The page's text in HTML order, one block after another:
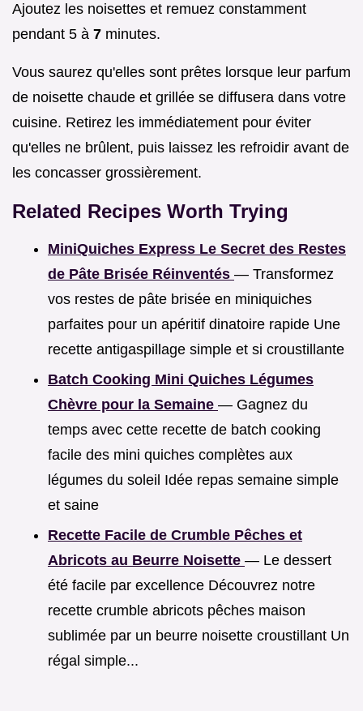
Ajoutez les noisettes et remuez constamment
pendant 5 à 7 minutes.
Vous saurez qu'elles sont prêtes lorsque leur parfum
de noisette chaude et grillée se diffusera dans votre
cuisine. Retirez les immédiatement pour éviter
qu'elles ne brûlent, puis laissez les refroidir avant de
les concasser grossièrement.
Related Recipes Worth Trying
MiniQuiches Express Le Secret des Restes
de Pâte Brisée Réinventés — Transformez
vos restes de pâte brisée en miniquiches
parfaites pour un apéritif dinatoire rapide Une
recette antigaspillage simple et si croustillante
Batch Cooking Mini Quiches Légumes
Chèvre pour la Semaine — Gagnez du
temps avec cette recette de batch cooking
facile des mini quiches complètes aux
légumes du soleil Idée repas semaine simple
et saine
Recette Facile de Crumble Pêches et
Abricots au Beurre Noisette — Le dessert
été facile par excellence Découvrez notre
recette crumble abricots pêches maison
sublimée par un beurre noisette croustillant Un
régal simple...